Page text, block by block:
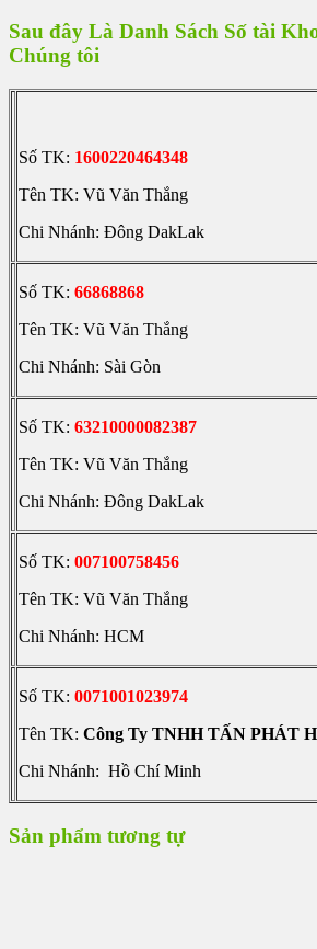
Sau đây Là Danh Sách Số tài
Chúng tôi
Số TK: 1600220464348
Tên TK: Vũ Văn Thắng
Chi Nhánh: Đông DakLak
Số TK: 66868868
Tên TK: Vũ Văn Thắng
Chi Nhánh: Sài Gòn
Số TK: 63210000082387
Tên TK: Vũ Văn Thắng
Chi Nhánh: Đông DakLak
Số TK: 007100758456
Tên TK: Vũ Văn Thắng
Chi Nhánh: HCM
Số TK: 0071001023974
Tên TK: Công Ty TNHH TẤN PHÁT
Chi Nhánh: Hồ Chí Minh
Sản phẩm tương tự